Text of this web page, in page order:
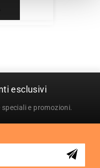
esclusivi
e promozioni.